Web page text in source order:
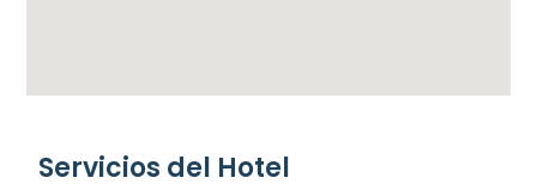
Servicios del Hotel